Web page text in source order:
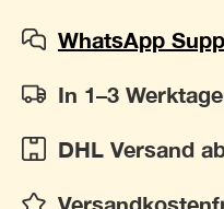
WhatsApp
In 1–3
DHL Versand